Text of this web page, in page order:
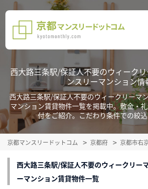
西大路三条駅/保証人不要のウィーク
ンスリーマンション情
西大路三条駅/保証人不要のウィークリーマ
マンション賃貸物件一覧を掲載中。敷金・
付をご紹介。こだわり条件での絞
京都マンスリードットコム 京都府 京都市右
西大路三条駅/保証人不要のウィークリー
ーマンション賃貸物件一覧